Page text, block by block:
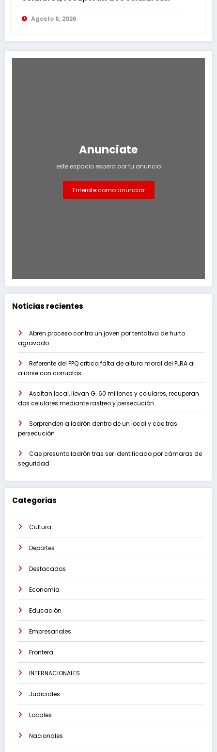
mediante rastreo y persecución
Agosto 6, 2026
Anunciate
este espacio espera por tu anuncio
Enterate como anunciar
Noticias recientes
Abren proceso contra un joven por tentativa de hurto
agravado
Referente del PPQ critica falta de altura moral del PLRA al
aliarse con corruptos
Asaltan local, llevan G. 60 millones y celulares, recuperan
dos celulares mediante rastreo y persecución
Sorprenden a ladrón dentro de un local y cae tras
persecución
Cae presunto ladrón tras ser identificado por cámaras de
seguridad
Categorias
Cultura
Deportes
Destacados
Economia
Educación
Empresariales
Frontera
INTERNACIONALES
Judiciales
Locales
Nacionales